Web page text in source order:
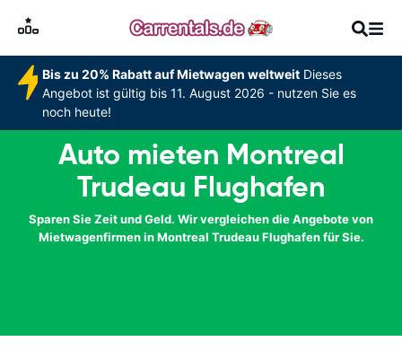
Bis zu 20% Rabatt auf Mietwagen weltweitDieses
Angebot ist gültig bis 11. August 2026 - nutzen Sie es
noch heute!
Auto mieten Montreal
Trudeau Flughafen
Sparen Sie Zeit und Geld. Wir vergleichen die Angebote von
Mietwagenfirmen in Montreal Trudeau Flughafen für Sie.